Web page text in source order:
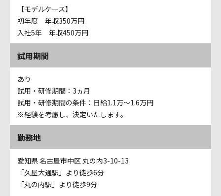
【モデルケース】
初年度 年収350万円
入社5年 年収450万円
試用期間
あり
試用・研修期間：3ヵ月
試用・研修期間の条件：日給1.1万～1.6万円
※経験を考慮し、決定いたします。
勤務地
愛知県 名古屋市中区 丸の内3-10-13
「久屋大通駅」より徒歩6分
「丸の内駅」より徒歩9分